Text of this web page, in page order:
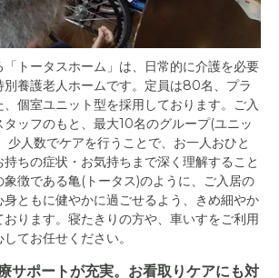
トータスホーム」は、日常的に介護を必要
別養護老人ホームです。定員は80名、プラ
個室ユニット型を採用しております。ご入
ッフのもと、最大10名のグループ(ユニッ
少人数でケアを行うことで、お一人おひと
持ちの症状・お気持ちまで深く理解すること
徴である亀(トータス)のように、ご入居の
ともに健やかに過ごせるよう、きめ細やか
ります。寝たきりの方や、車いすをご利用
てお任せください。
サポートが充実。お看取りケアにも対